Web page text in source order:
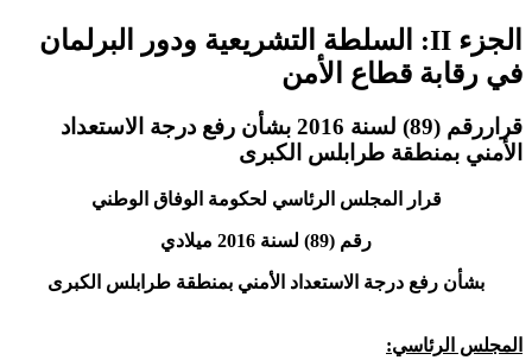
الجزء II: السلطة التشريعية ودور البرلمان
في رقابة قطاع الأمن
قراررقم (89) لسنة 2016 بشأن رفع درجة الاستعداد
الأمني بمنطقة طرابلس الكبرى
قرار المجلس الرئاسي لحكومة الوفاق الوطني
رقم (89) لسنة 2016 ميلادي
بشأن رفع درجة الاستعداد الأمني بمنطقة طرابلس الكبرى
المجلس الرئاسي: